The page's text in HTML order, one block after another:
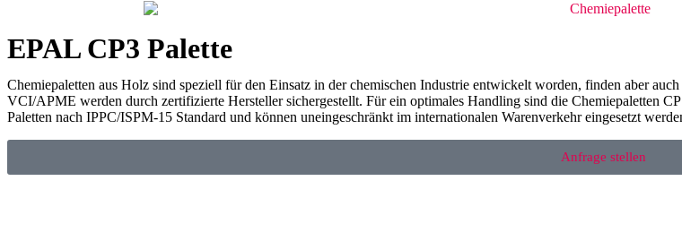
EPAL CP3 Palette
Chemiepaletten aus Holz sind speziell für den Einsatz in der chemischen Industrie entwickelt worden, finden aber
VCI/APME werden durch zertifizierte Hersteller sichergestellt. Für ein optimales Handling sind die Chemiepaletten
Paletten nach IPPC/ISPM-15 Standard und können uneingeschränkt im internationalen Warenverkehr eingesetzt
Anfrage stellen